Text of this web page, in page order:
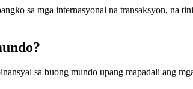
sa mga internasyonal na transaksyon, na
sa buong mundo upang mapadali ang